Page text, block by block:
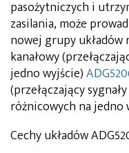
pasożytniczych i
zasilania, może
nowej grupy układów
kanałowy
jedno wyjście)
(przełączający
różnicowych na jedno
Cechy układów